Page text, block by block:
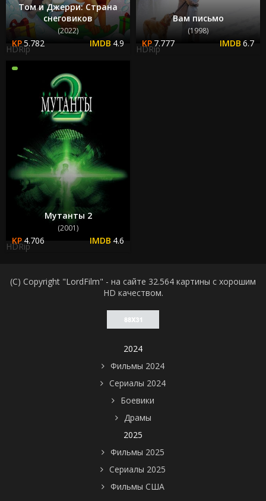
Том и Джерри: Страна
снеговиков
(2022)
5.782 4.9
HDRip
Вам письмо
(1998)
7.777 6.7
HDRip
Мутанты 2
(2001)
4.706 4.6
HDRip
(C) Copyright "LordFilm" - на сайте 32.564 картины с хорошим
HD качеством.
2024
Фильмы 2024
Сериалы 2024
Боевики
Драмы
2025
Фильмы 2025
Сериалы 2025
Фильмы США